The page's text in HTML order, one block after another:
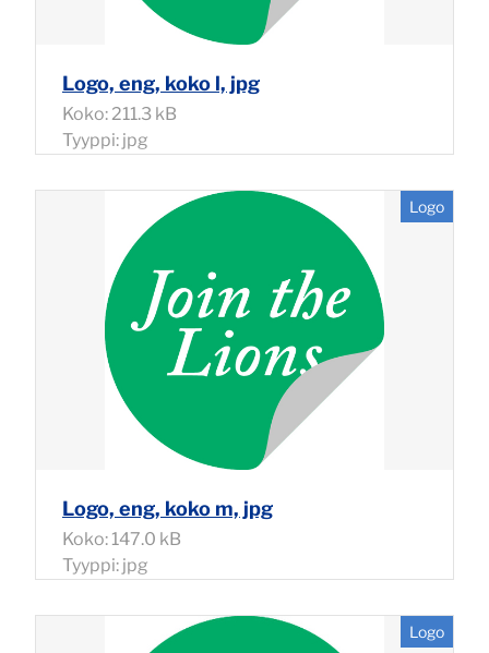
Logo, eng, koko l, jpg
Koko: 211.3 kB
Tyyppi: jpg
Logo
Logo, eng, koko m, jpg
Koko: 147.0 kB
Tyyppi: jpg
Logo